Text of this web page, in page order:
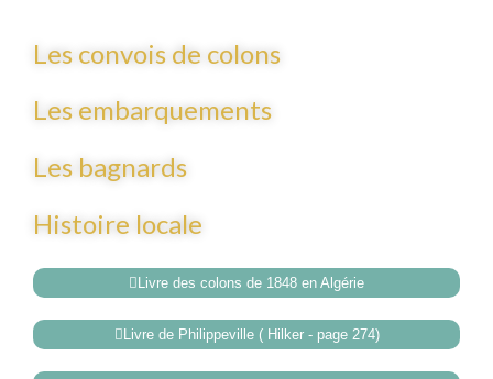
Les convois de colons
Les embarquements
Les bagnards
Histoire locale
Livre des colons de 1848 en Algérie
Livre de Philippeville ( Hilker - page 274)